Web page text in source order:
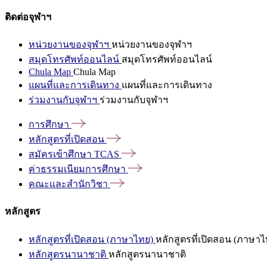
ติดต่อจุฬาฯ
หน่วยงานของจุฬาฯ หน่วยงานของจุฬาฯ
สมุดโทรศัพท์ออนไลน์ สมุดโทรศัพท์ออนไลน์
Chula Map Chula Map
แผนที่และการเดินทาง แผนที่และการเดินทาง
ร่วมงานกับจุฬาฯ ร่วมงานกับจุฬาฯ
การศึกษา
หลักสูตรที่เปิดสอน
สมัครเข้าศึกษา TCAS
ค่าธรรมเนียมการศึกษา
คณะและสำนักวิชา
หลักสูตร
หลักสูตรที่เปิดสอน (ภาษาไทย) หลักสูตรที่เปิดสอน (ภาษาไ
หลักสูตรนานาชาติ หลักสูตรนานาชาติ